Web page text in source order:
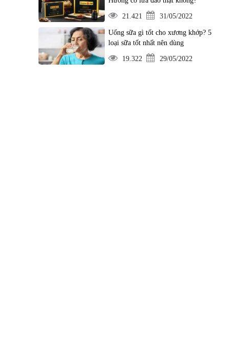
21.421 31/05/2022
Uống sữa gì tốt cho xương khớp? 5
loại sữa tốt nhất nên dùng
19.322 29/05/2022